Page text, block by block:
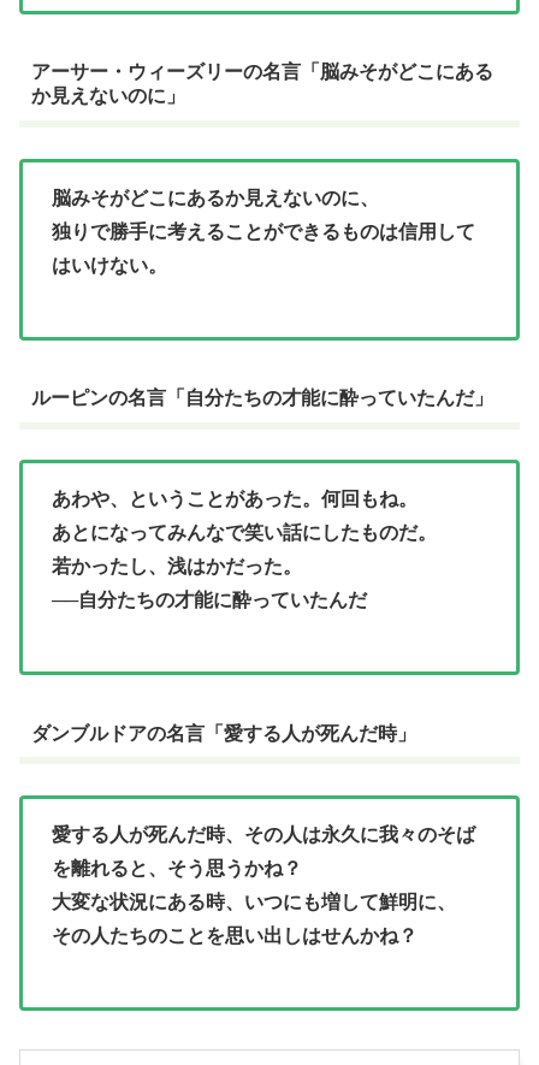
アーサー・ウィーズリーの名言「脳みそがどこにある
か見えないのに」
脳みそがどこにあるか見えないのに、
独りで勝手に考えることができるものは信用して
はいけない。
ルーピンの名言「自分たちの才能に酔っていたんだ」
あわや、ということがあった。何回もね。
あとになってみんなで笑い話にしたものだ。
若かったし、浅はかだった。
──自分たちの才能に酔っていたんだ
ダンブルドアの名言「愛する人が死んだ時」
愛する人が死んだ時、その人は永久に我々のそば
を離れると、そう思うかね？
大変な状況にある時、いつにも増して鮮明に、
その人たちのことを思い出しはせんかね？